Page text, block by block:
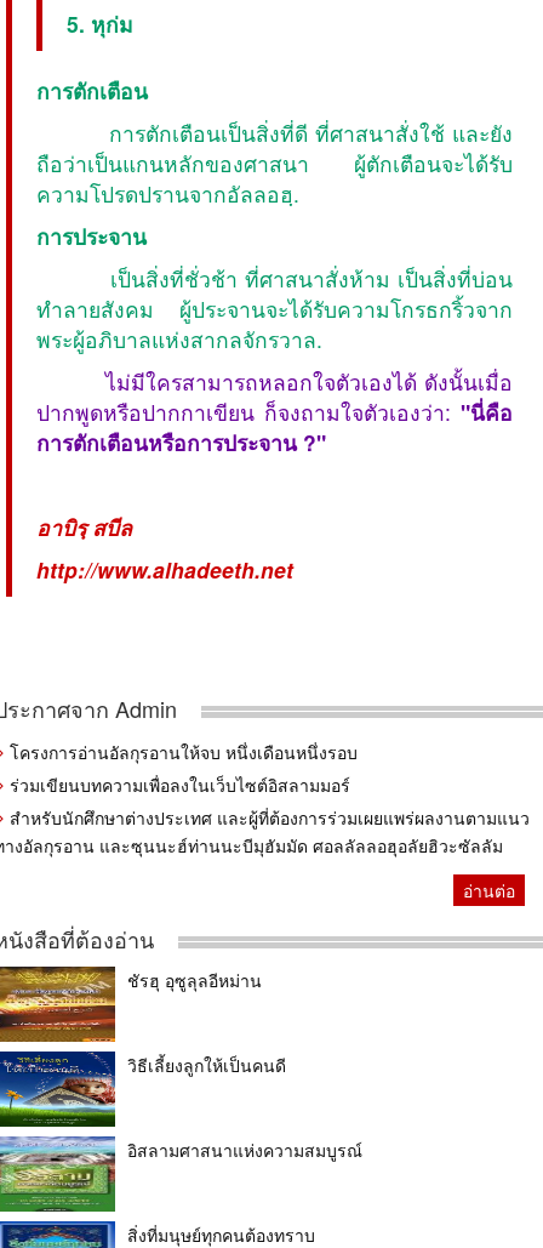
5. หุก่ม
การตักเตือน
การตักเตือนเป็นสิ่งที่ดี ที่ศาสนาสั่งใช้ และยัง
ถือว่าเป็นแกนหลักของศาสนา ผู้ตักเตือนจะได้รับ
ความโปรดปรานจากอัลลอฮฺ.
การประจาน
เป็นสิ่งที่ชั่วช้า ที่ศาสนาสั่งห้าม เป็นสิ่งที่บ่อน
ทำลายสังคม ผู้ประจานจะได้รับความโกรธกริ้วจาก
พระผู้อภิบาลแห่งสากลจักรวาล.
ไม่มีใครสามารถหลอกใจตัวเองได้ ดังนั้นเมื่อ
ปากพูดหรือปากกาเขียน ก็จงถามใจตัวเองว่า: "นี่คือ
การตักเตือนหรือการประจาน ?"
อาบิรฺ สบีล
http://www.alhadeeth.net
ระกาศจาก Admin
โครงการอ่านอัลกุรอานให้จบ หนึ่งเดือนหนึ่งรอบ
ร่วมเขียนบทความเพื่อลงในเว็บไซต์อิสลามมอร์
สำหรับนักศึกษาต่างประเทศ และผู้ที่ต้องการร่วมเผยแพร่ผลงานตามแนว
างอัลกุรอาน และซุนนะฮ์ท่านนะบีมุฮัมมัด ศอลลัลลอฮุอลัยฮิวะซัลลัม
อ่านต่อ
นังสือที่ต้องอ่าน
ชัรฮุ อุซูลุลอีหม่าน
วิธีเลี้ยงลูกให้เป็นคนดี
อิสลามศาสนาแห่งความสมบูรณ์
สิ่งที่มนุษย์ทุกคนต้องทราบ